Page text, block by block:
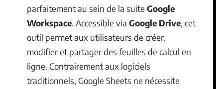
parfaitement au sein de la suite Google
Workspace. Accessible via Google Drive, cet
outil permet aux utilisateurs de créer,
modifier et partager des feuilles de calcul en
ligne. Contrairement aux logiciels
traditionnels, Google Sheets ne nécessite